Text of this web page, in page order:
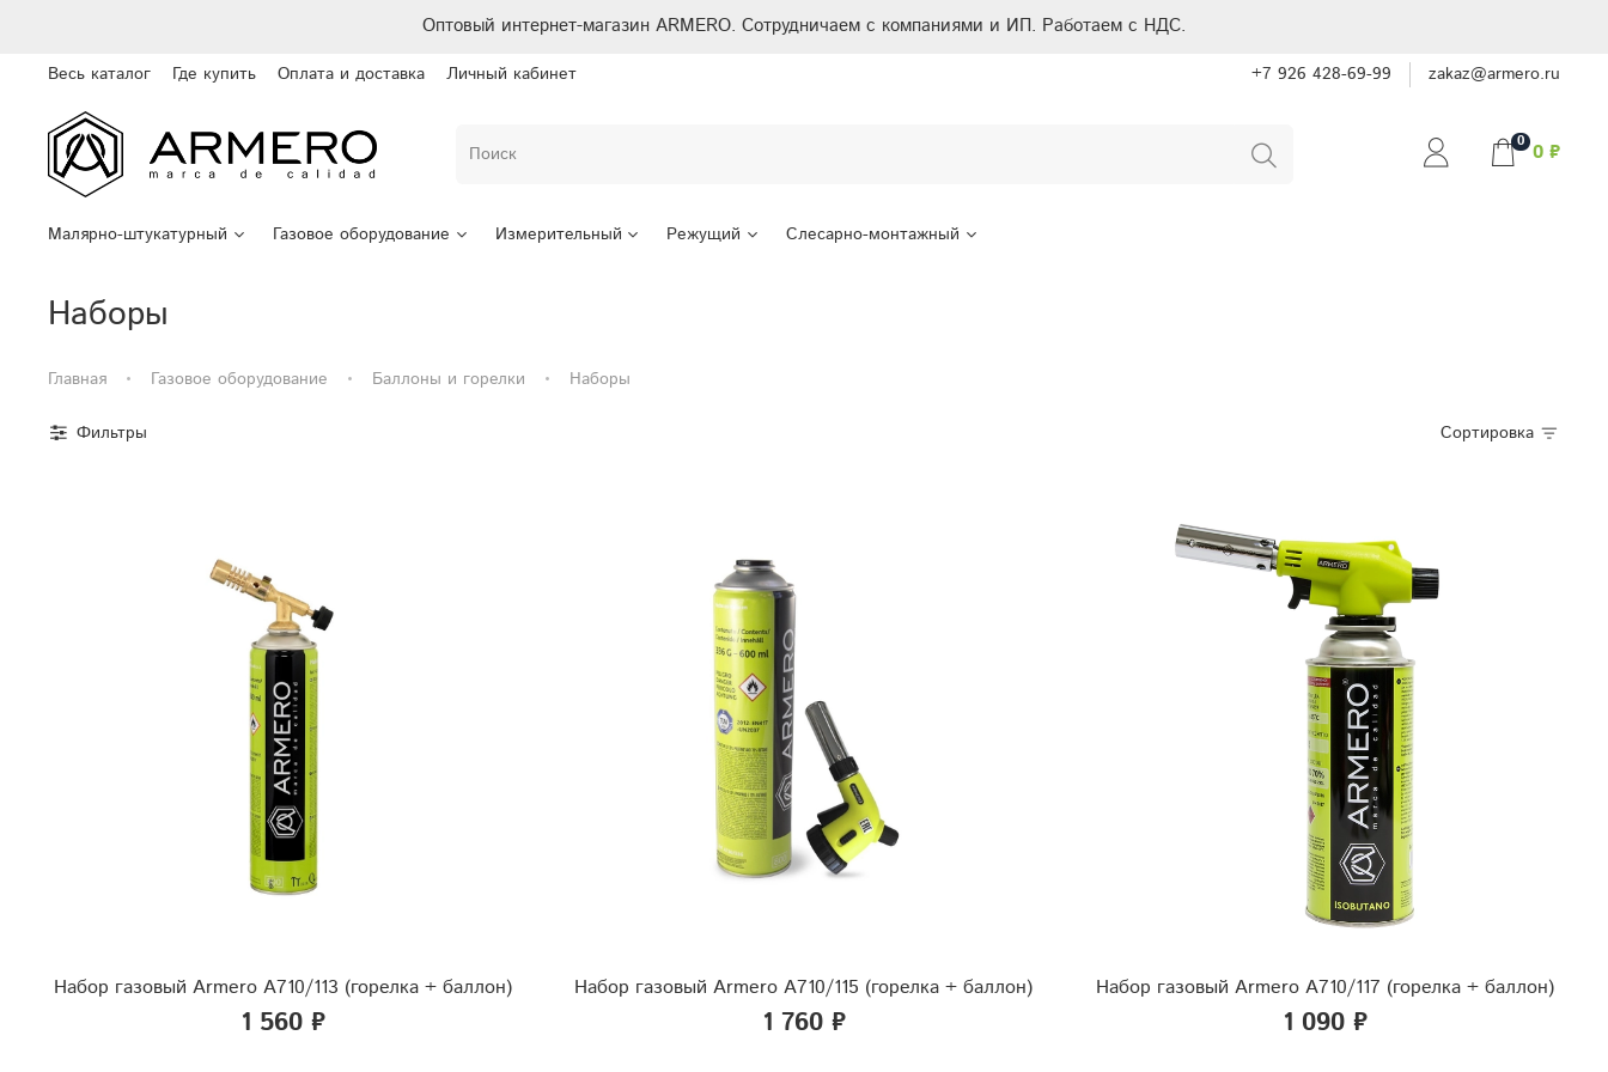
Оптовый интернет-магазин ARMERO. Сотрудничаем с компаниями и ИП. Работаем с НДС.
Весь каталог Где купить Оплата и доставка Личный кабинет +7 926 428-69-99 zakaz@armero.ru
0 0 ₽
Малярно-штукатурный Газовое оборудование Измерительный Режущий Слесарно-монтажный
Наборы
Главная Газовое оборудование Баллоны и горелки Наборы
Фильтры Сортировка
Набор газовый Armero A710/113 (горелка + баллон)
1 560 ₽
Набор газовый Armero A710/115 (горелка + баллон)
1 760 ₽
Набор газовый Armero A710/117 (горелка + баллон)
1 090 ₽